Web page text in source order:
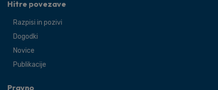
Hitre povezave
Razpisi in pozivi
Dogodki
Novice
Publikacije
Pravno